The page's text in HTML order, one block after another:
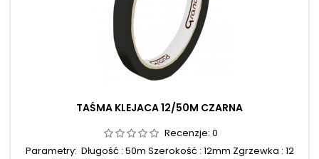
TAŚMA KLEJACA 12/50M CZARNA
Recenzje: 0
Parametry: Długość : 50m Szerokość : 12mm Zgrzewka : 12